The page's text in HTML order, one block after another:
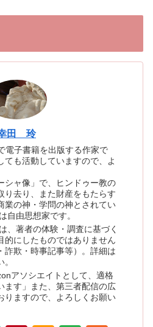
田 玲
電子書籍を出版する作家で
ても活動していますので、よ
シャ像」で、ヒンドゥー教の
り去り、また財産をもたらす
業の神・学問の神とされてい
自由思想家です。
、著者の体験・調査に基づく
的にしたものではありません
詐欺・時事記事等）。詳細は
アソシエイトとして、適格
ます」また、第三者配信の広
りますので、よろしくお願い